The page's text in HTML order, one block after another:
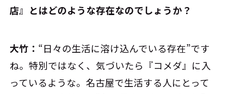
店』とはどのような存在なのでしょうか？
大竹： “日々の生活に溶け込んでいる存在”です
ね。特別ではなく、気づいたら『コメダ』に入
っているような。名古屋で生活する人にとって